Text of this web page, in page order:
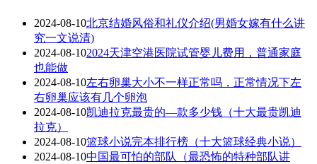
2024-08-10北京结婚风俗和礼仪介绍(男婚女嫁有什么讲
究一文说清)
2024-08-102024天津空港医院试管婴儿费用，普通家庭
也能做
2024-08-10左右卵巢大小不一样正常吗，正常情况下左
右卵巢应该有几个卵泡
2024-08-10凯迪拉克最贵的—款多少钱（十大最贵凯迪
拉克）
2024-08-10篮球小说完本排行榜（十大篮球经典小说）
2024-08-10中国最可怕的部队（最恐怖的特种部队讲